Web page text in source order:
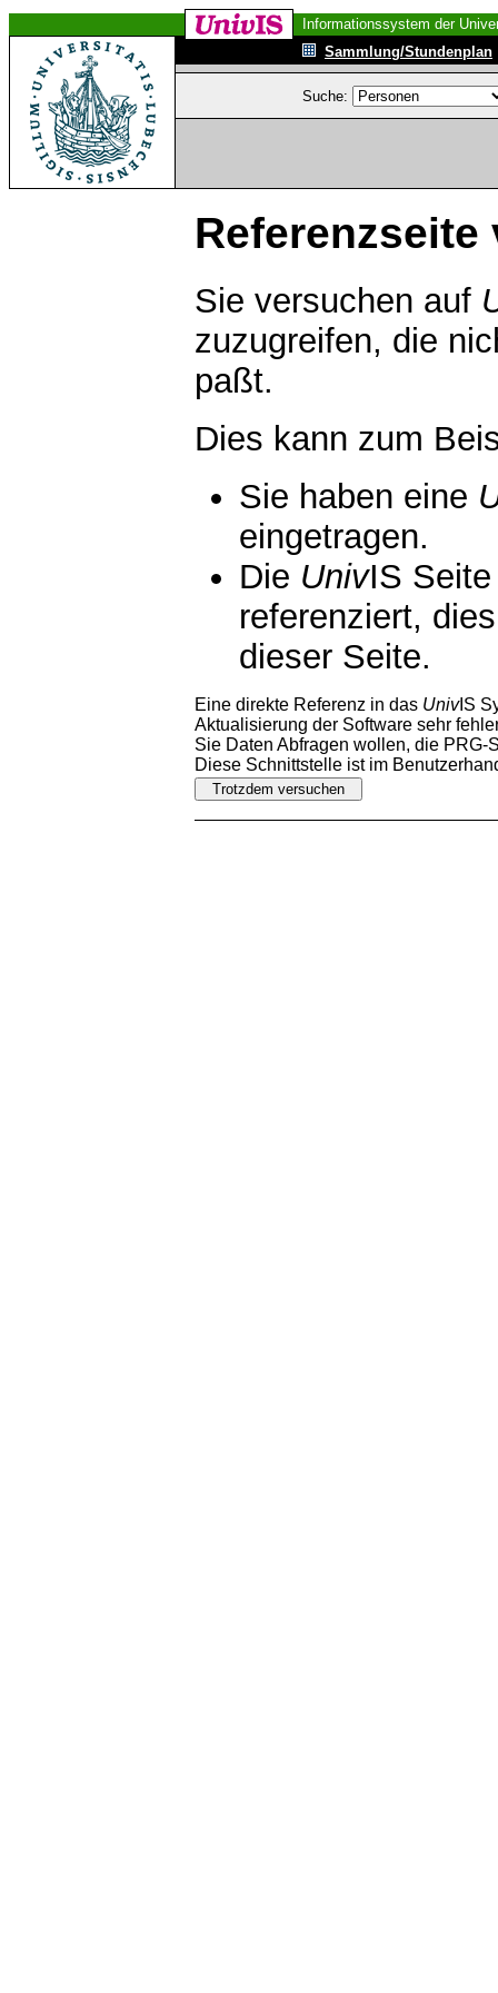
Informationssystem der
Sammlung/Stundenplan
Suche:
Referenzseite
Sie versuchen auf
zuzugreifen, die
paßt.
Dies kann zum
Sie haben eine
eingetragen.
Die UnivIS
referenziert,
dieser Seite.
Eine direkte Referenz in das UnivIS
Aktualisierung der Software sehr
Sie Daten Abfragen wollen, die PRG-
Diese Schnittstelle ist im